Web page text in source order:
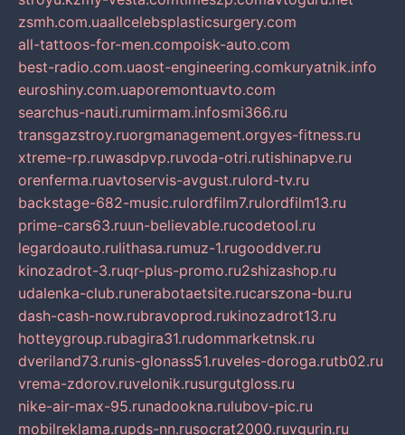
zsmh.com.uaallcelebsplasticsurgery.com
all-tattoos-for-men.compoisk-auto.com
best-radio.com.uaost-engineering.comkuryatnik.info
euroshiny.com.uaporemontuavto.com
searchus-nauti.rumirmam.infosmi366.ru
transgazstroy.ruorgmanagement.orgyes-fitness.ru
xtreme-rp.ruwasdpvp.ruvoda-otri.rutishinapve.ru
orenferma.ruavtoservis-avgust.rulord-tv.ru
backstage-682-music.rulordfilm7.rulordfilm13.ru
prime-cars63.ruun-believable.rucodetool.ru
legardoauto.rulithasa.rumuz-1.rugooddver.ru
kinozadrot-3.ruqr-plus-promo.ru2shizashop.ru
udalenka-club.runerabotaetsite.rucarszona-bu.ru
dash-cash-now.rubravoprod.rukinozadrot13.ru
hotteygroup.rubagira31.rudommarketnsk.ru
dveriland73.runis-glonass51.ruveles-doroga.rutb02.ru
vrema-zdorov.ruvelonik.rusurgutgloss.ru
nike-air-max-95.runadookna.rulubov-pic.ru
mobilreklama.rupds-nn.rusocrat2000.ruvgurin.ru